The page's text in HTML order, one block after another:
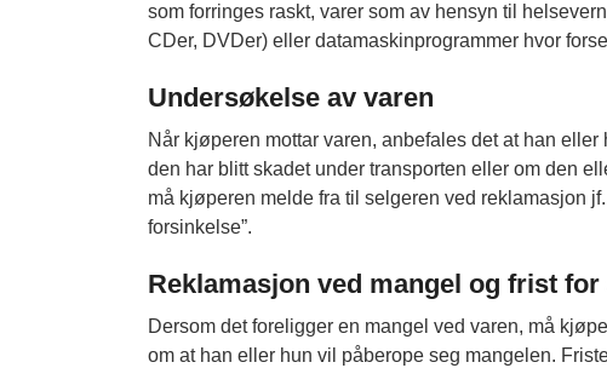
som forringes raskt, varer som av hensyn til
CDer, DVDer) eller datamaskinprogrammer hvor
Undersøkelse av varen
Når kjøperen mottar varen, anbefales det at han
den har blitt skadet under transporten eller om den
må kjøperen melde fra til selgeren ved reklamasjon
forsinkelse”.
Reklamasjon ved mangel og frist
Dersom det foreligger en mangel ved varen, må
om at han eller hun vil påberope seg mangelen.